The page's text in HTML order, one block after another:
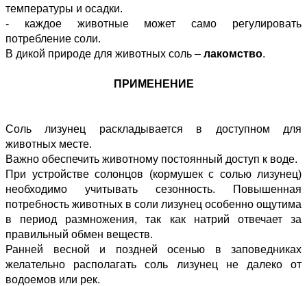
температуры и осадки.
- каждое животные может само регулировать
потребление соли.
В дикой природе для животных соль – лакомство.
ПРИМЕНЕНИЕ
Соль лизунец раскладывается в доступном для
животных месте.
Важно обеспечить животному постоянный доступ к воде.
При устройстве солонцов (кормушек с солью лизунец)
необходимо учитывать сезонность. Повышенная
потребность животных в соли лизунец особенно ощутима
в период размножения, так как натрий отвечает за
правильный обмен веществ.
Ранней весной и поздней осенью в заповедниках
желательно располагать соль лизунец не далеко от
водоемов или рек.